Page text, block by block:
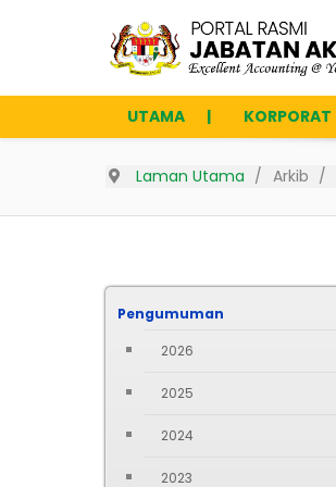
UTAMA KORPORAT
Laman Utama Arkib
Pengumuman
2026
2025
2024
2023